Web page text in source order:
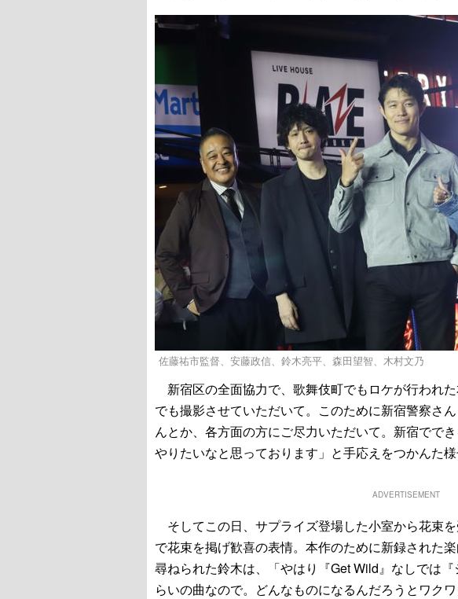
佐藤祐市監督、安藤政信、鈴木亮平、森田望智、木村文乃
新宿区の全面協力で、歌舞伎町でもロケが行われ
でも撮影させていただいて。このために新宿警察さ
んとか、各方面の方にご尽力いただいて。新宿でで
やりたいなと思っております」と手応えをつかんた様
ADVERTISEMENT
そしてこの日、サプライズ登場した小室から花束
で花束を掲げ歓喜の表情。本作のために新録された
尋ねられた鈴木は、「やはり『Get Wild』なしでは
らいの曲なので。どんなものになるんだろうとワク